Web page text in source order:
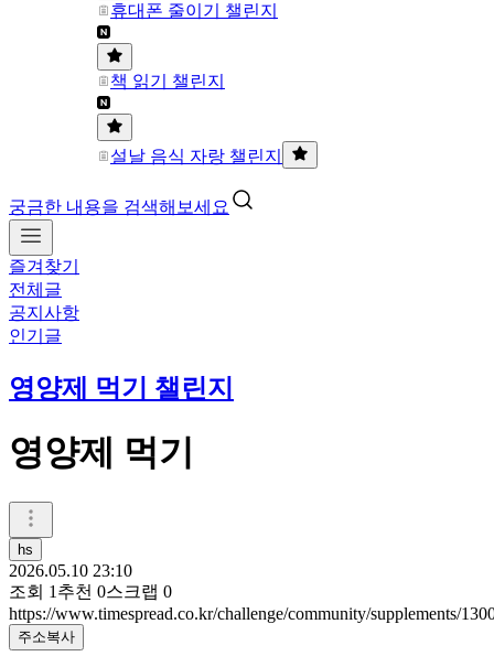
휴대폰 줄이기 챌린지
책 읽기 챌린지
설날 음식 자랑 챌린지
궁금한 내용을 검색해보세요
즐겨찾기
전체글
공지사항
인기글
영양제 먹기 챌린지
영양제 먹기
hs
2026.05.10 23:10
조회 1 추천 0스크랩 0
https://www.timespread.co.kr/challenge/community/supplements/
주소복사